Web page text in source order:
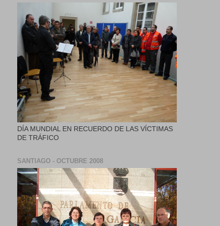
DÍA MUNDIAL EN RECUERDO DE LAS VÍCTIMAS
DE TRÁFICO
SANTIAGO - OCTUBRE 2008